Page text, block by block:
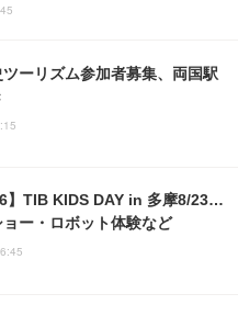
ーリズム参加者募集、両国駅
】TIB KIDS DAY in 多摩8/23…
ー・ロボット体験など